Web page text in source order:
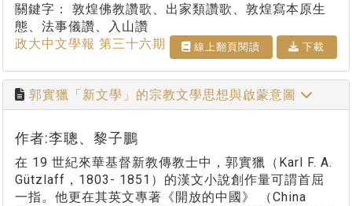
關鍵字： 敦煌佛教讚歌、出家類讚歌、敦煌寫本原生
態、法事儀讚、入山讚
政大中文學報 第三十六期
線上翻⾴閱讀 下載
郭實獵「新文學」的宗教文學思想與啟蒙意圖
作者:李聰、黎子鵬
在 19 世紀來華基督新教傳教士中，郭實獵（Karl F. A.
Gützlaff，1803- 1851）的漢文小說創作量可謂首屈
一指。他更在其英文專著《開放的中國》 （China